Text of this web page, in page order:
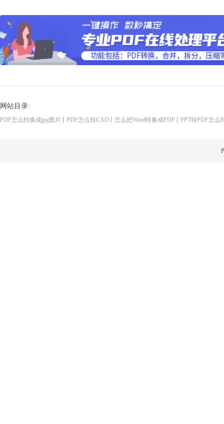
网站目录:
PDF怎么转换成jpg图片 PDF怎么转CAD 怎么把Word转换成PDF PPT转PDF怎么